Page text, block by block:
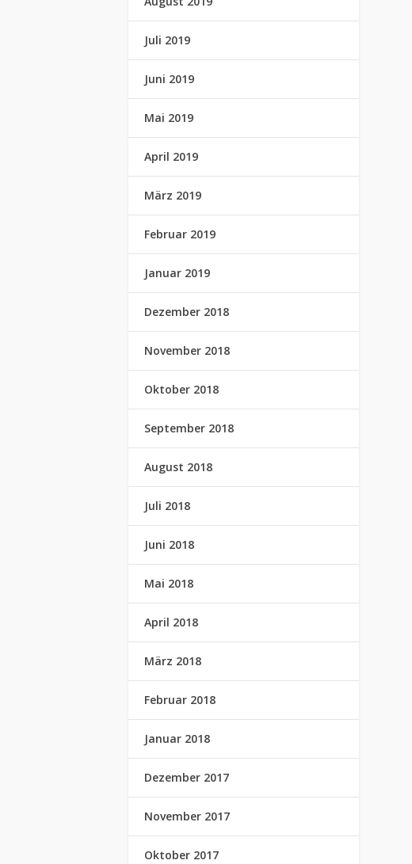
Juli 2019
Juni 2019
Mai 2019
April 2019
März 2019
Februar 2019
Januar 2019
Dezember 2018
November 2018
Oktober 2018
September 2018
August 2018
Juli 2018
Juni 2018
Mai 2018
April 2018
März 2018
Februar 2018
Januar 2018
Dezember 2017
November 2017
Oktober 2017